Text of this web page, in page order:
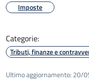
Imposte
Categorie:
Tributi, finanze e
Ultimo aggiornamento: 20/